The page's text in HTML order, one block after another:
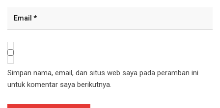
Simpan nama, email, dan situs web saya pada peramban ini
untuk komentar saya berikutnya.